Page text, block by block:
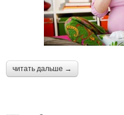
читать дальше →